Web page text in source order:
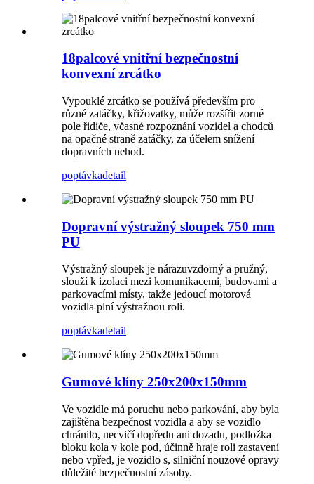
18palcové vnitřní bezpečnostní
konvexní zrcátko
Vypouklé zrcátko se používá především pro
různé zatáčky, křižovatky, může rozšířit zorné
pole řidiče, včasné rozpoznání vozidel a chodců
na opačné straně zatáčky, za účelem snížení
dopravních nehod.
poptávkadetail
Dopravní výstražný sloupek 750 mm
PU
Výstražný sloupek je nárazuvzdorný a pružný,
slouží k izolaci mezi komunikacemi, budovami a
parkovacími místy, takže jedoucí motorová
vozidla plní výstražnou roli.
poptávkadetail
Gumové klíny 250x200x150mm
Ve vozidle má poruchu nebo parkování, aby byla
zajištěna bezpečnost vozidla a aby se vozidlo
chránilo, necvičí dopředu ani dozadu, podložka
bloku kola v kole pod, účinně hraje roli zastavení
nebo vpřed, je vozidlo s, silniční nouzové opravy
důležité bezpečnostní zásoby.